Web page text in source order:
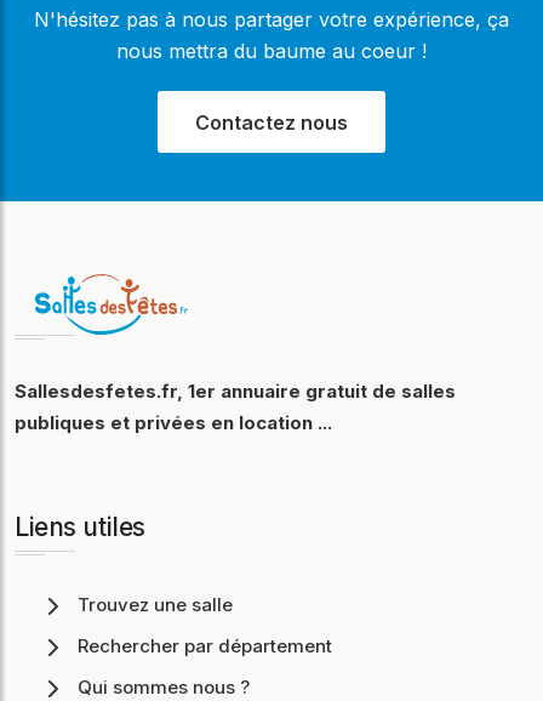
N'hésitez pas à nous partager votre expérience, ça
nous mettra du baume au coeur !
Contactez nous
Sallesdesfetes.fr, 1er annuaire gratuit de salles
publiques et privées en location ...
Liens utiles
Trouvez une salle
Rechercher par département
Qui sommes nous ?